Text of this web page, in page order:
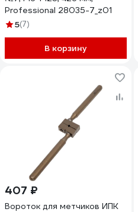
Professional 28035-7_z01
5(7)
В корзину
407 ₽
Вороток для метчиков ИПК